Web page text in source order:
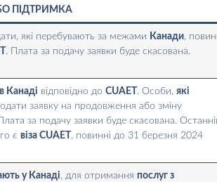
ПІДТРИМКА
які перебувають за межами Канади,
. Плата за подачу заявки буде скасована.
Канаді відповідно доCUAET. Особи,які
заявку на продовження або зміну
за подачу заявки буде скасована.
євіза CUAET, повинні до 31 березня 2024
у Канаді, для отриманняпослуг з